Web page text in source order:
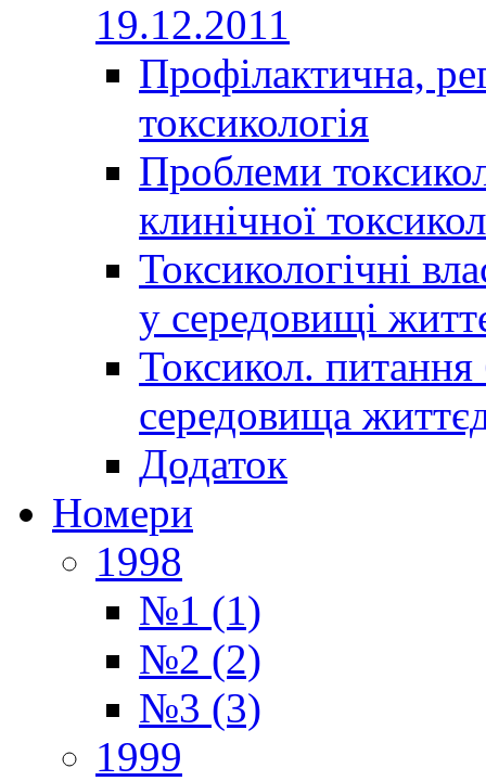
19.12.2011
Профілактична,
токсикологія
Проблеми
клинічної
Токсикологічні
у середовищі
Токсикол. питання
середовища
Додаток
Номери
1998
№1 (1)
№2 (2)
№3 (3)
1999